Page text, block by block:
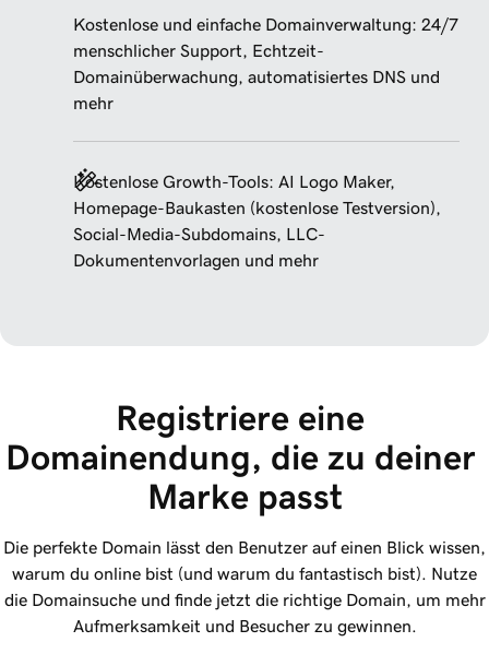
Kostenlose und einfache Domainverwaltung: 24/7
menschlicher Support, Echtzeit-
Domainüberwachung, automatisiertes DNS und
mehr
Kostenlose Growth-Tools: AI Logo Maker,
Homepage-Baukasten (kostenlose Testversion),
Social-Media-Subdomains, LLC-
Dokumentenvorlagen und mehr
Registriere eine
Domainendung, die zu deiner
Marke passt
Die perfekte Domain lässt den Benutzer auf einen Blick wissen,
warum du online bist (und warum du fantastisch bist). Nutze
die Domainsuche und finde jetzt die richtige Domain, um mehr
Aufmerksamkeit und Besucher zu gewinnen.